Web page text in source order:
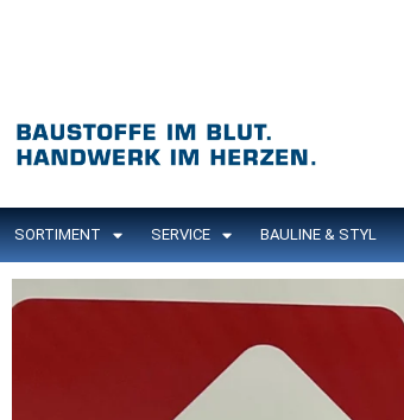
SORTIMENT SERVICE BAULINE & STYL